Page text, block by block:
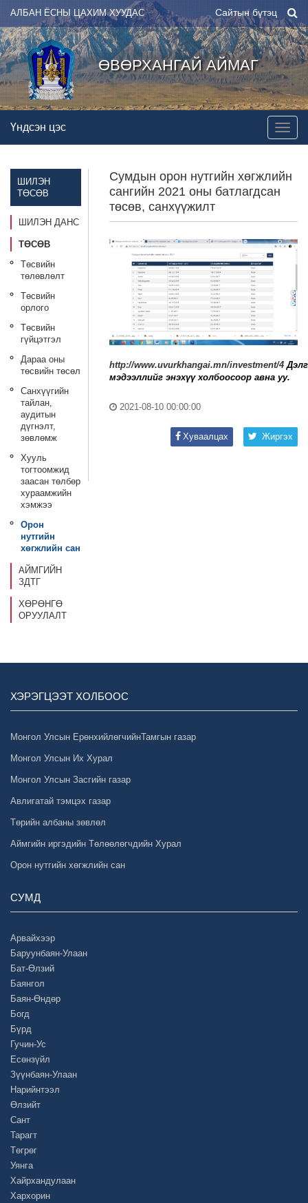
АЛБАН ЁСНЫ ЦАХИМ ХУУДАС Сайтын бүтэц
ӨВӨРХАНГАЙ АЙМАГ
Үндсэн цэс
ШИЛЭН
ТӨСӨВ
ШИЛЭН ДАНС
ТӨСӨВ
Төсвийн
төлөвлөлт
Төсвийн
орлого
Төсвийн
гүйцэтгэл
Дараа оны
төсвийн төсөл
Санхүүгийн
тайлан,
аудитын
дүгнэлт,
зөвлөмж
Хууль
тогтоомжид
заасан төлбөр
хураамжийн
хэмжээ
Орон
нутгийн
хөгжлийн сан
АЙМГИЙН
ЗДТГ
ХӨРӨНГӨ
ОРУУЛАЛТ
Сумдын орон нутгийн хөгжлийн
сангийн 2021 оны батлагдсан
төсөв, санхүүжилт
http://www.uvurkhangai.mn/investment/4
мэдээллийг энэхүү холбоосоор авна уу.
2021-08-10 00:00:00
Жиргэх
Хуваалцах
ХЭРЭГЦЭЭТ ХОЛБООС
Монгол Улсын ЕрөнхийлөгчийнТамгын газар
Монгол Улсын Их Хурал
Монгол Улсын Засгийн газар
Авлигатай тэмцэх газар
Төрийн албаны зөвлөл
Аймгийн иргэдийн Төлөөлөгчдийн Хурал
Орон нутгийн хөгжлийн сан
СУМД
Арвайхээр
Баруунбаян-Улаан
Бат-Өлзий
Баянгол
Баян-Өндөр
Богд
Бүрд
Гучин-Ус
Есөнзүйл
Зүүнбаян-Улаан
Нарийнтээл
Өлзийт
Сант
Тарагт
Төгрөг
Уянга
Хайрхандулаан
Хархорин